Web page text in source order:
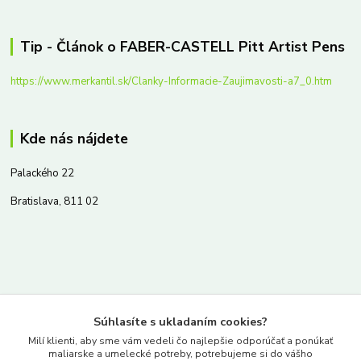
Tip - Článok o FABER-CASTELL Pitt Artist Pens
https://www.merkantil.sk/Clanky-Informacie-Zaujimavosti-a7_0.htm
Kde nás nájdete
Palackého 22
Bratislava, 811 02
www.merkantil.sk
Súhlasíte s ukladaním cookies?
Milí klienti, aby sme vám vedeli čo najlepšie odporúčať a ponúkať
maliarske a umelecké potreby, potrebujeme si do vášho